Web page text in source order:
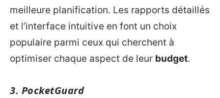
meilleure planification. Les rapports détaillés
et l’interface intuitive en font un choix
populaire parmi ceux qui cherchent à
optimiser chaque aspect de leur budget.
3. PocketGuard